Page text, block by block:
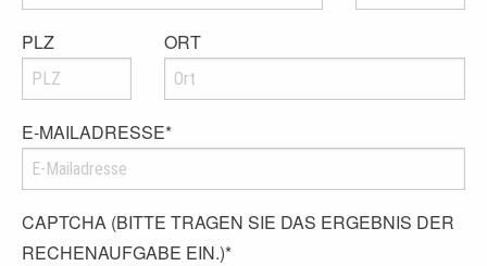
PLZ ORT
E-MAILADRESSE*
CAPTCHA (BITTE TRAGEN SIE DAS ERGEBNIS DER
RECHENAUFGABE EIN.)*